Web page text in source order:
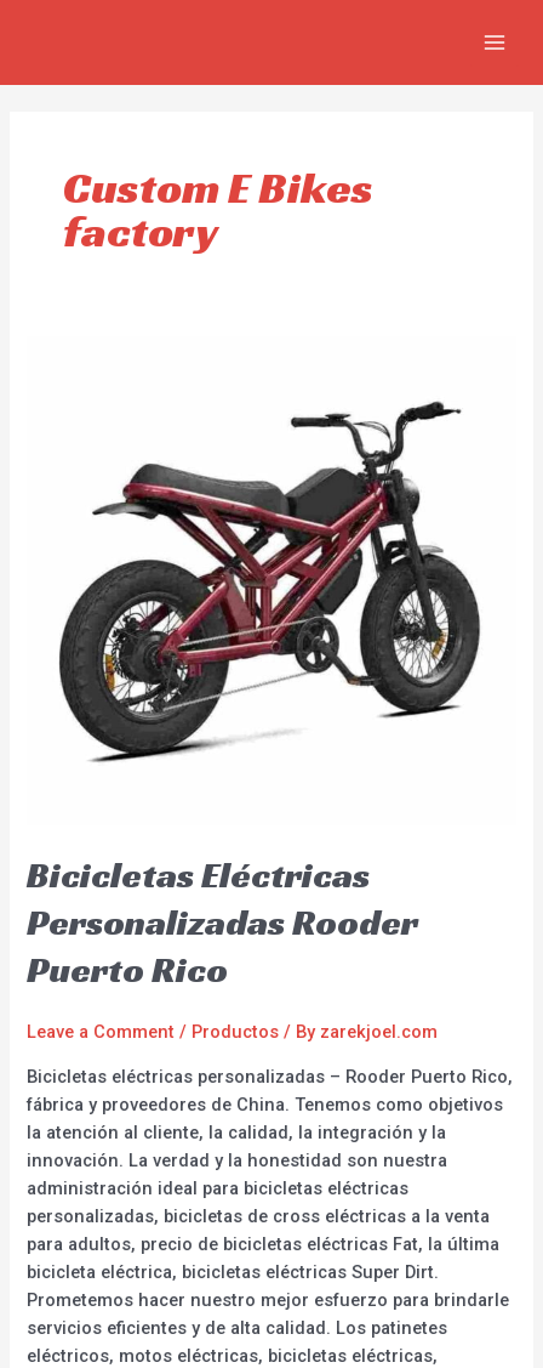
Custom E Bikes
factory
Bicicletas Eléctricas
Personalizadas Rooder
Puerto Rico
Leave a Comment / Productos / By zarekjoel.com
Bicicletas eléctricas personalizadas – Rooder Puerto Rico,
fábrica y proveedores de China. Tenemos como objetivos
la atención al cliente, la calidad, la integración y la
innovación. La verdad y la honestidad son nuestra
administración ideal para bicicletas eléctricas
personalizadas, bicicletas de cross eléctricas a la venta
para adultos, precio de bicicletas eléctricas Fat, la última
bicicleta eléctrica, bicicletas eléctricas Super Dirt.
Prometemos hacer nuestro mejor esfuerzo para brindarle
servicios eficientes y de alta calidad. Los patinetes
eléctricos, motos eléctricas, bicicletas eléctricas,